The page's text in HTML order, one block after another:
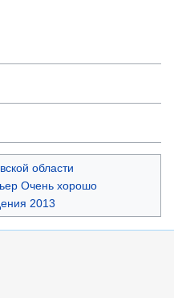
области
Очень хорошо
2013